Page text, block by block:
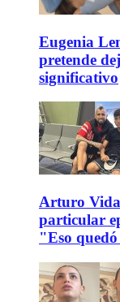
Eugenia
pretende
significativo
Arturo
particular
"Eso